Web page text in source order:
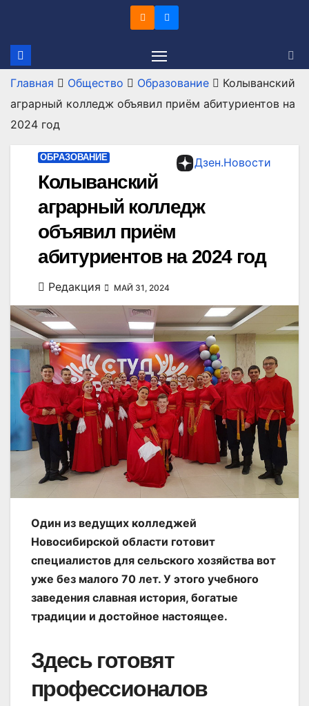
содержимому
Главная Общество Образование
Колыванский
аграрный колледж объявил приём абитуриентов на
2024 год
Дзен.Новости
ОБРАЗОВАНИЕ
Колыванский
аграрный колледж
объявил приём
абитуриентов на 2024 год
Редакция МАЙ 31, 2024
Один из ведущих колледжей
Новосибирской области готовит
специалистов для сельского хозяйства вот
уже без малого 70 лет. У этого учебного
заведения славная история, богатые
традиции и достойное настоящее.
Здесь готовят
профессионалов